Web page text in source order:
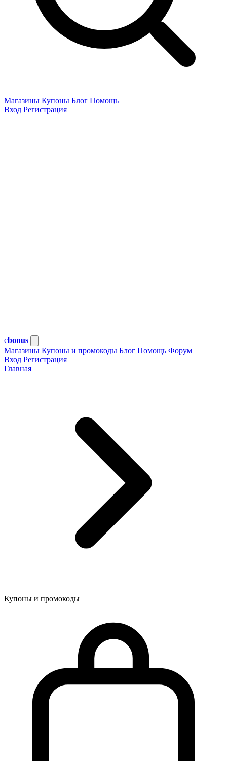
Магазины Купоны Блог Помощь
Вход Регистрация
cbonus
Магазины Купоны и промокоды Блог Помощь Форум
Вход Регистрация
Главная
Купоны и промокоды